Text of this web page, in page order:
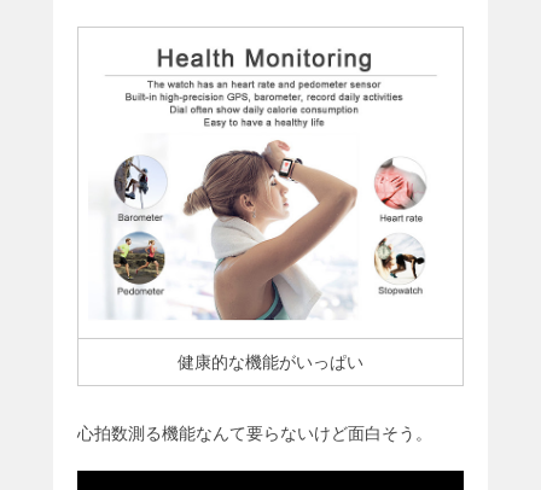
健康的な機能がいっぱい
心拍数測る機能なんて要らないけど面白そう。